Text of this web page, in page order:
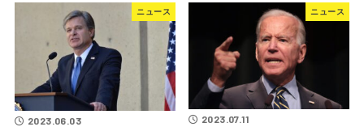
ニュース
2023.06.03
ニュース
2023.07.11